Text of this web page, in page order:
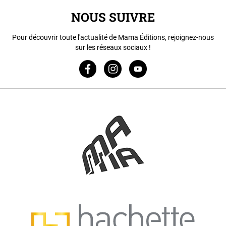
NOUS SUIVRE
Pour découvrir toute l'actualité de Mama Éditions, rejoignez-nous
sur les réseaux sociaux !